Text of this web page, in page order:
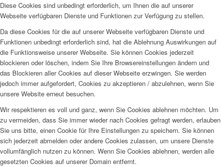
Diese Cookies sind unbedingt erforderlich, um Ihnen die auf unserer
Webseite verfügbaren Dienste und Funktionen zur Verfügung zu stellen.
Da diese Cookies für die auf unserer Webseite verfügbaren Dienste und
Funktionen unbedingt erforderlich sind, hat die Ablehnung Auswirkungen auf
die Funktionsweise unserer Webseite. Sie können Cookies jederzeit
blockieren oder löschen, indem Sie Ihre Browsereinstellungen ändern und
das Blockieren aller Cookies auf dieser Webseite erzwingen. Sie werden
jedoch immer aufgefordert, Cookies zu akzeptieren / abzulehnen, wenn Sie
unsere Website erneut besuchen.
Wir respektieren es voll und ganz, wenn Sie Cookies ablehnen möchten. Um
zu vermeiden, dass Sie immer wieder nach Cookies gefragt werden, erlauben
Sie uns bitte, einen Cookie für Ihre Einstellungen zu speichern. Sie können
sich jederzeit abmelden oder andere Cookies zulassen, um unsere Dienste
vollumfänglich nutzen zu können. Wenn Sie Cookies ablehnen, werden alle
gesetzten Cookies auf unserer Domain entfernt.